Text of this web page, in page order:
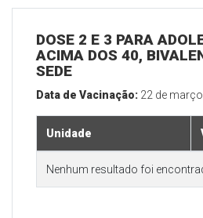
DOSE 2 E 3 PARA
ACIMA DOS 40,
SEDE
Data de Vacinação: 22 de
Unidade
Nenhum resultado foi